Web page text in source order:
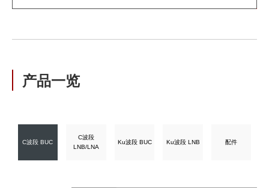
产品一览
C波段 BUC
C波段
LNB/LNA
Ku波段 BUC Ku波段 LNB 配件